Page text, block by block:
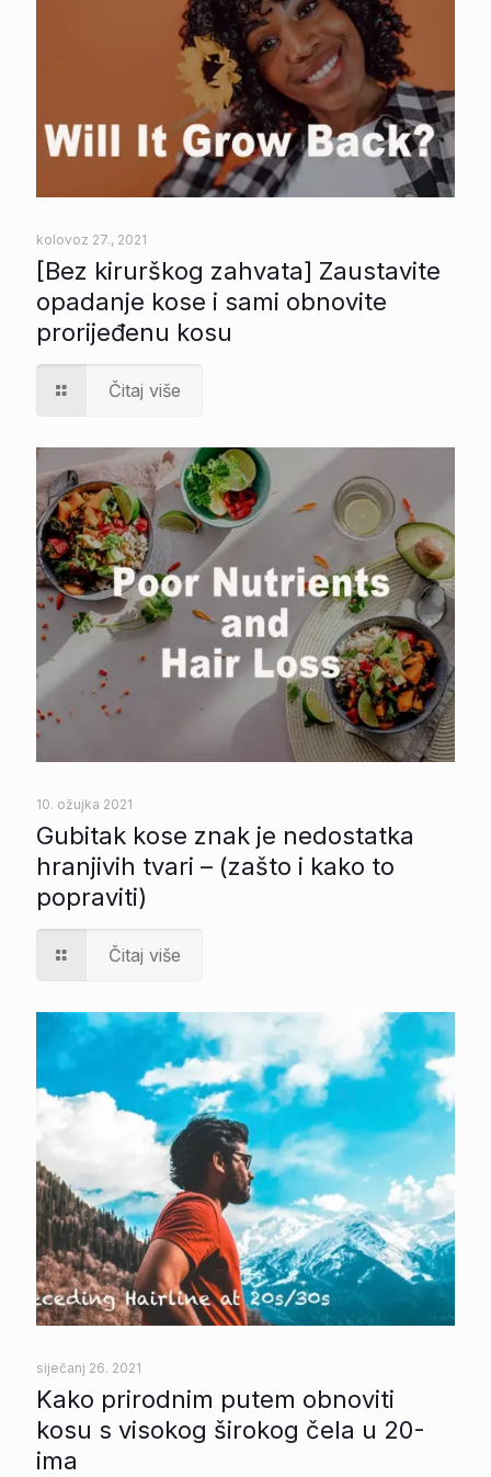
kolovoz 27., 2021
[Bez kirurškog zahvata] Zaustavite
opadanje kose i sami obnovite
prorijeđenu kosu
Čitaj više
10. ožujka 2021
Gubitak kose znak je nedostatka
hranjivih tvari – (zašto i kako to
popraviti)
Čitaj više
siječanj 26. 2021
Kako prirodnim putem obnoviti
kosu s visokog širokog čela u 20-
ima